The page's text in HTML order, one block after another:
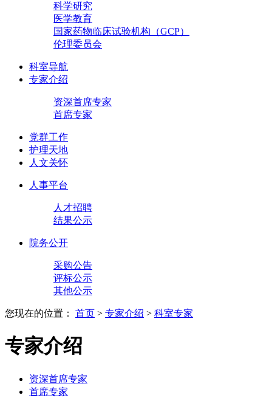
科学研究
医学教育
国家药物临床试验机构（GCP）
伦理委员会
科室导航
专家介绍
资深首席专家
首席专家
党群工作
护理天地
人文关怀
人事平台
人才招聘
结果公示
院务公开
采购公告
评标公示
其他公示
您现在的位置： 首页 > 专家介绍 > 科室专家
专家介绍
资深首席专家
首席专家